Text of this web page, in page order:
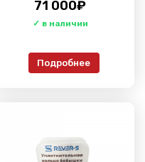
71 000₽
Подробнее